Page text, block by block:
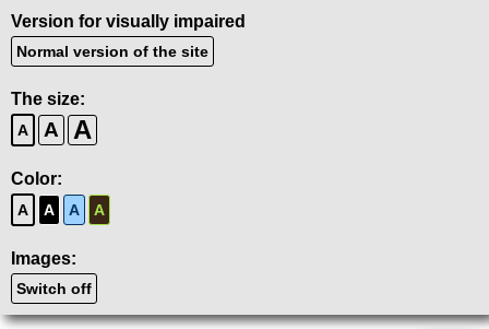
Version for visually impaired
Normal version of the site
The size:
A A A
Color:
A A A A
Images:
Switch off